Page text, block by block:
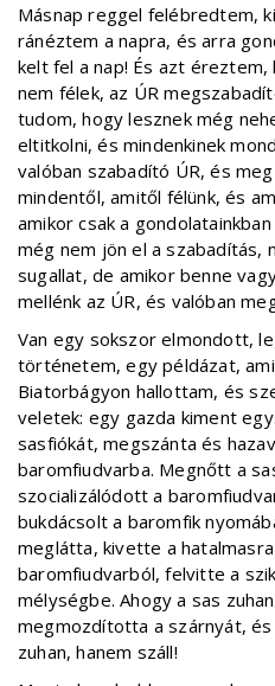
Másnap reggel felébredtem,
ránéztem a napra, és arra
kelt fel a nap! És azt
nem félek, az ÚR
tudom, hogy lesznek még
eltitkolni, és mindenkinek
valóban szabadító ÚR, és
mindentől, amitől félünk, és
amikor csak a
még nem jön el a szabadítás,
sugallat, de amikor benne
mellénk az ÚR, és valóban
Van egy sokszor elmondott,
történetem, egy példázat,
Biatorbágyon hallottam, és
veletek: egy gazda kiment
sasfiókát, megszánta és
baromfiudvarba. Megnőtt a
szocializálódott a
bukdácsolt a baromfik
meglátta, kivette a
baromfiudvarból, felvitte a
mélységbe. Ahogy a sas
megmozdította a szárnyát,
zuhan, hanem száll!